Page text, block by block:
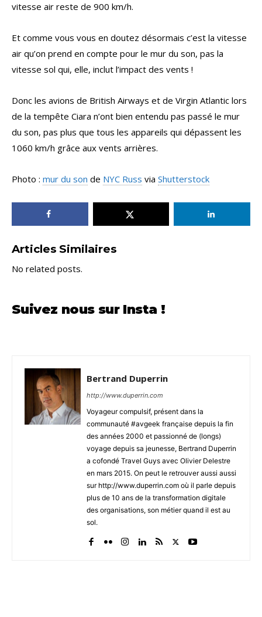
vitesse air reste de 900 km/h.
Et comme vous vous en doutez désormais c’est la vitesse
air qu’on prend en compte pour le mur du son, pas la
vitesse sol qui, elle, inclut l’impact des vents !
Donc les avions de British Airways et de Virgin Atlantic lors
de la tempête Ciara n’ont bien entendu pas passé le mur
du son, pas plus que tous les appareils qui dépassent les
1060 km/h grâce aux vents arrières.
Photo : mur du son de NYC Russ via Shutterstock
Articles Similaires
No related posts.
Suivez nous sur Insta !
Bertrand Duperrin
http://www.duperrin.com
Voyageur compulsif, présent dans la
communauté #avgeek française depuis la fin
des années 2000 et passionné de (longs)
voyage depuis sa jeunesse, Bertrand Duperrin
a cofondé Travel Guys avec Olivier Delestre
en mars 2015. On peut le retrouver aussi aussi
sur http://www.duperrin.com où il parle depuis
plus de 10 ans de la transformation digitale
des organisations, son métier quand il est au
sol.